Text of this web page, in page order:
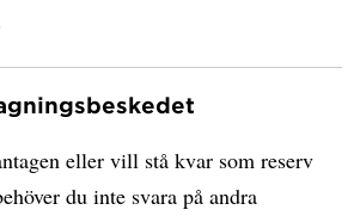
eller vill stå kvar som reserv
du inte svara på andra